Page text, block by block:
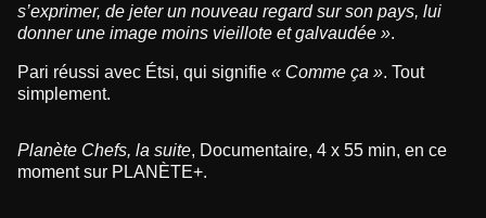
s’exprimer, de jeter un nouveau regard sur son pays, lui
donner une image moins vieillote et galvaudée ».
Pari réussi avec Étsi, qui signifie « Comme ça ». Tout
simplement.
Planète Chefs, la suite, Documentaire, 4 x 55 min, en ce
moment sur PLANÈTE+.